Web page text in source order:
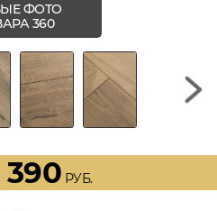
ФОТО
360
390 РУБ.